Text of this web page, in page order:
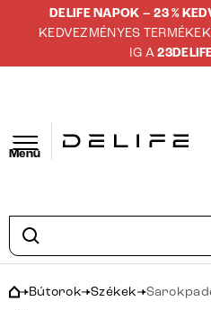
DELIFE NAPOK – 23 %
KEDVEZMÉNYES
IG A
Menü
Bútorok Székek